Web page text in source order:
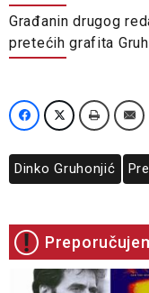
Građanin drugog
pretećih grafita
Dinko Gruhonjić